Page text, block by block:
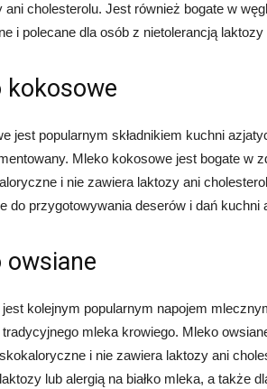
ani cholesterolu. Jest również bogate w
i polecane dla osób z nietolerancją laktozy
kokosowe
jest popularnym składnikiem kuchni
Mleko kokosowe jest bogate w
i nie zawiera laktozy ani
do przygotowywania deserów i dań kuchni
owsiane
kolejnym popularnym napojem
mleka krowiego. Mleko
i nie zawiera laktozy ani
lub alergią na białko mleka, a także